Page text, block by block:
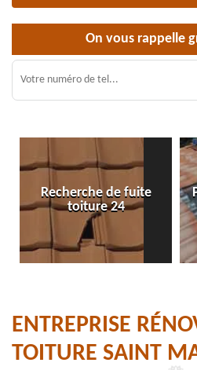
On vous rappelle
Recherche de fuite
toiture 24
ENTREPRISE
TOITURE SAINT